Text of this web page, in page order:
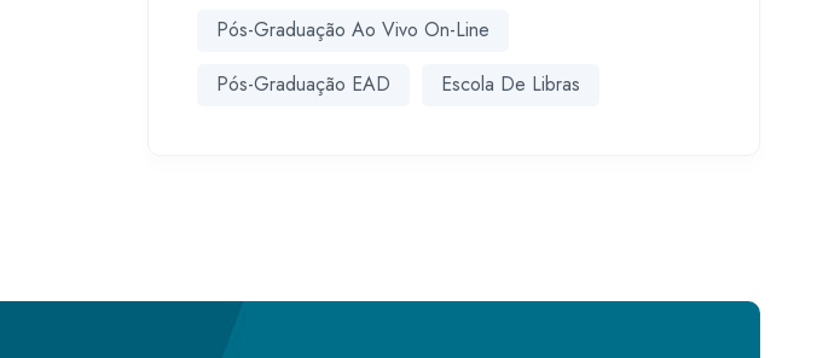
Pós-Graduação Ao Vivo On-Line
Pós-Graduação EAD
Escola De Libras